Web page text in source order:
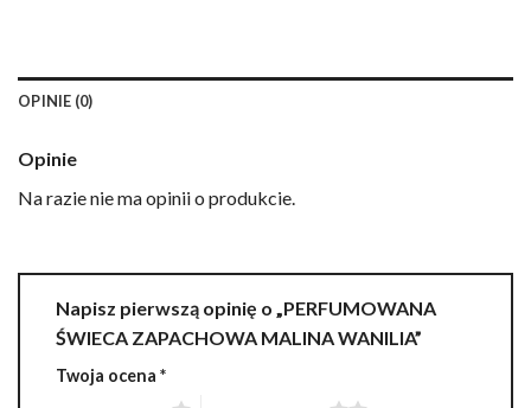
OPINIE (0)
Opinie
Na razie nie ma opinii o produkcie.
Napisz pierwszą opinię o „PERFUMOWANA
ŚWIECA ZAPACHOWA MALINA WANILIA”
Twoja ocena *